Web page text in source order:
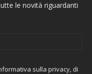
le novità riguardanti
sulla privacy, di